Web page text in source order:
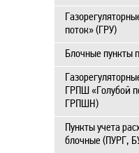
поток» (ГРУ)
Блочные пункты
ГРПШ «Голубой
ГРПШН)
Пункты учета
блочные (ПУРГ,